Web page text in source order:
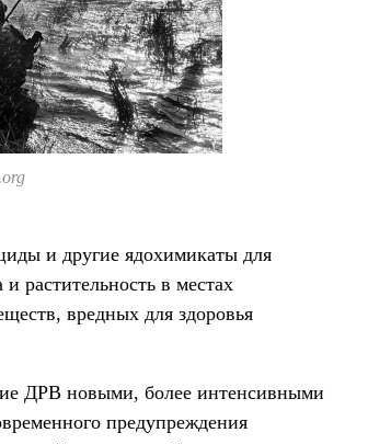
и другие ядохимикаты для
растительность в местах
вредных для здоровья
ДРВ новыми, более интенсивными
предупреждения